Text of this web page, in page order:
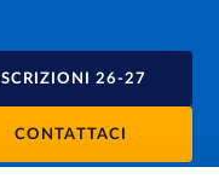
ISCRIZIONI 26-27
CONTATTACI